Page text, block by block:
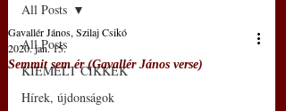
All Posts
KIEMELT CIKKEK
Hírek, újdonságok
All Posts
Semmit sem ér (Gavallér János verse)
Gavallér János, Szilaj Csikó
2020. jan. 15.